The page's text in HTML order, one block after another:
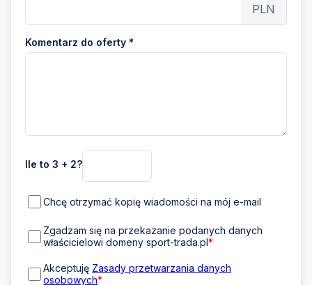
PLN
Komentarz do oferty *
Ile to 3 + 2?
Chcę otrzymać kopię wiadomości na mój e-mail
Zgadzam się na przekazanie podanych danych
właścicielowi domeny sport-trada.pl*
Akceptuję Zasady przetwarzania danych
osobowych*